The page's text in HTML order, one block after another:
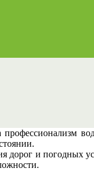
дорог и погодных